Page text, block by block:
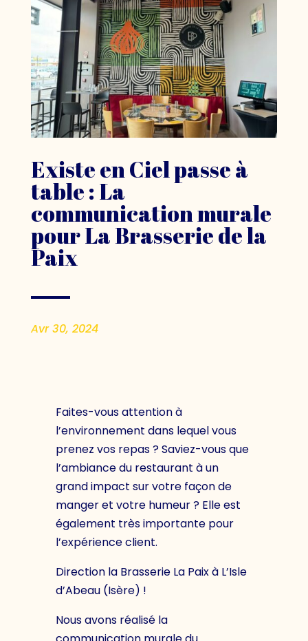
Existe en Ciel passe à
table : La
communication murale
pour La Brasserie de la
Paix
Avr 30, 2024
Faites-vous attention à
l’environnement dans lequel vous
prenez vos repas ? Saviez-vous que
l’ambiance du restaurant à un
grand impact sur votre façon de
manger et votre humeur ? Elle est
également très importante pour
l’expérience client.
Direction la Brasserie La Paix à L’Isle
d’Abeau (Isère) !
Nous avons réalisé la